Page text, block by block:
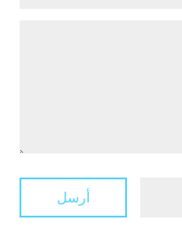
أرسل